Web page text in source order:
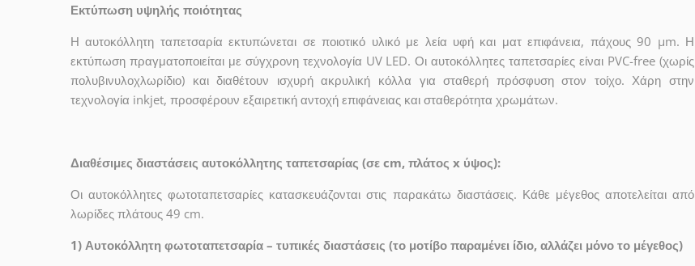
Εκτύπωση υψηλής ποιότητας
Η αυτοκόλλητη ταπετσαρία εκτυπώνεται σε ποιοτικό υλικό με λεία υφή και ματ επιφάνεια, πάχους 90 µm. Η
εκτύπωση πραγματοποιείται με σύγχρονη τεχνολογία UV LED. Οι αυτοκόλλητες ταπετσαρίες είναι PVC-free (χωρίς
πολυβινυλοχλωρίδιο) και διαθέτουν ισχυρή ακρυλική κόλλα για σταθερή πρόσφυση στον τοίχο. Χάρη στην
τεχνολογία inkjet, προσφέρουν εξαιρετική αντοχή επιφάνειας και σταθερότητα χρωμάτων.
Διαθέσιμες διαστάσεις αυτοκόλλητης ταπετσαρίας (σε cm, πλάτος x ύψος):
Οι αυτοκόλλητες φωτοταπετσαρίες κατασκευάζονται στις παρακάτω διαστάσεις. Κάθε μέγεθος αποτελείται από
λωρίδες πλάτους 49 cm.
1) Αυτοκόλλητη φωτοταπετσαρία – τυπικές διαστάσεις (το μοτίβο παραμένει ίδιο, αλλάζει μόνο το μέγεθος)